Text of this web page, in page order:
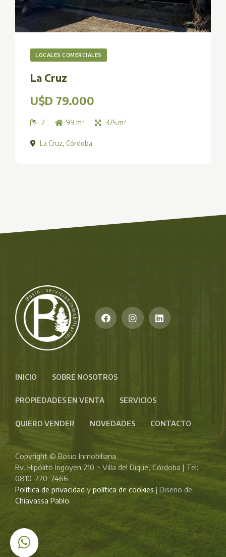
LOCALES COMERCIALES
La Cruz
U$D 79.000
2 99 m² 375 m²
La Cruz, Córdoba
INICIO SOBRE NOSOTROS
PROPIEDADES EN VENTA SERVICIOS
QUIERO VENDER NOVEDADES CONTACTO
Copyright © Bosio Inmobiliaria
Bv. Hipólito Irigoyen 210 ~ Villa del Dique, Córdoba | Tel:
0810-220-7466
Política de privacidady política de cookies | Diseño de
Chiavassa Pablo.